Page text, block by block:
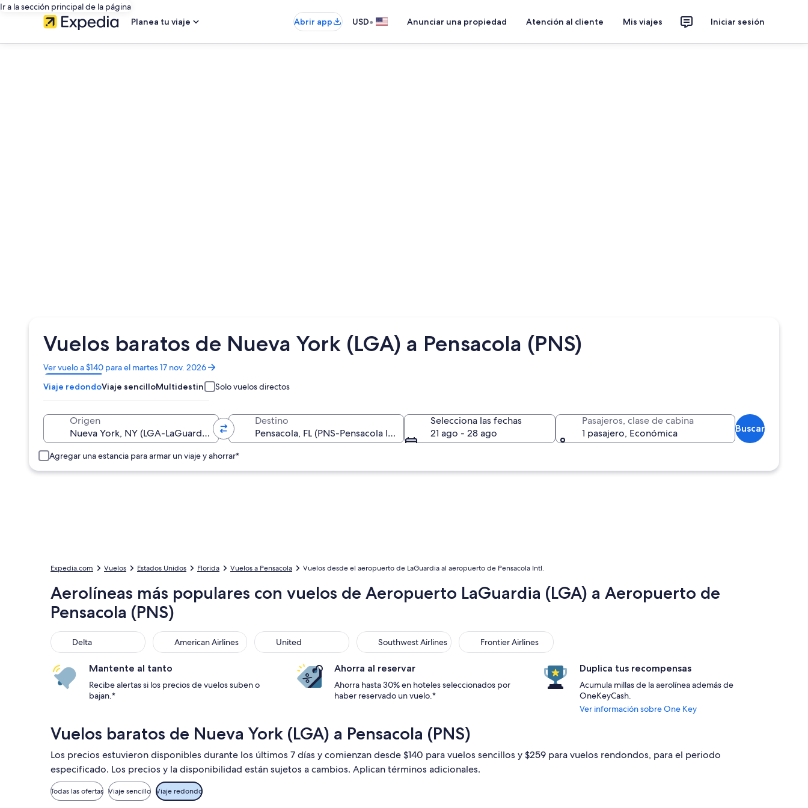
Ir a la sección principal de la página
Planea tu viaje
Abrir app USD• Anunciar una propiedad Atención al cliente Mis viajes Iniciar sesión
Vuelos baratos de Nueva York (LGA) a Pensacola (PNS)
Ver vuelo a $140 para el martes 17 nov. 2026
Se
abrirá
en
una
ventana
Viaje redondoViaje sencilloMultidestino Solo vuelos directos
Origen Destino
Selecciona las fechas
21 ago - 28 ago
Pasajeros, clase de cabina
1 pasajero, Económica
Buscar
Agregar una estancia para armar un viaje y ahorrar*
Expedia.com Vuelos Estados Unidos Florida Vuelos a Pensacola Vuelos desde el aeropuerto de LaGuardia al aeropuerto de Pensacola Intl.
Aerolíneas más populares con vuelos de Aeropuerto LaGuardia (LGA) a Aeropuerto de
Pensacola (PNS)
Delta
Delta American Airlines
American Airlines United
United Southwest Airlines
Southwest Airlines Frontier Airlines
Frontier Airlines
Mantente al tanto
Recibe alertas si los precios de vuelos suben o
bajan.*
Ahorra al reservar
Ahorra hasta 30% en hoteles seleccionados por
haber reservado un vuelo.*
Duplica tus recompensas
Acumula millas de la aerolínea además de
OneKeyCash.
Ver información sobre One Key
Vuelos baratos de Nueva York (LGA) a Pensacola (PNS)
Los precios estuvieron disponibles durante los últimos 7 días y comienzan desde $140 para vuelos sencillos y $259 para vuelos rendondos, para el periodo
especificado. Los precios y la disponibilidad están sujetos a cambios. Aplican términos adicionales.
Todas las ofertas Viaje sencillo Viaje redondo